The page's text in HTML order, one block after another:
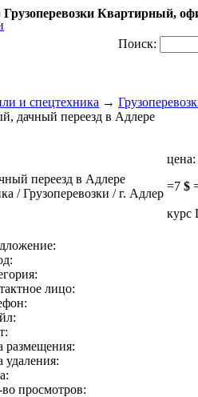
Квартирный,
Поиск:
и спецтехника →
дачный переезд в Адлере
переезд в Адлере
/ Грузоперевозки / г. Адлер
цена:
=7 $
курс
лицо:
размещения:
удаления:
просмотров: